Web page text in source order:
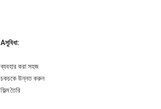
Aসুবিধা:
ব্যবহার করা সহজ
চকচকে উন্নত করুন
ফিল্ম তৈরি